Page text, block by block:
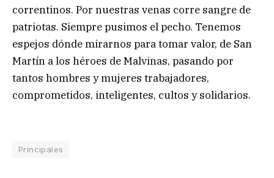
correntinos. Por nuestras venas corre sangre de
patriotas. Siempre pusimos el pecho. Tenemos
espejos dónde mirarnos para tomar valor, de San
Martín a los héroes de Malvinas, pasando por
tantos hombres y mujeres trabajadores,
comprometidos, inteligentes, cultos y solidarios.
Principales